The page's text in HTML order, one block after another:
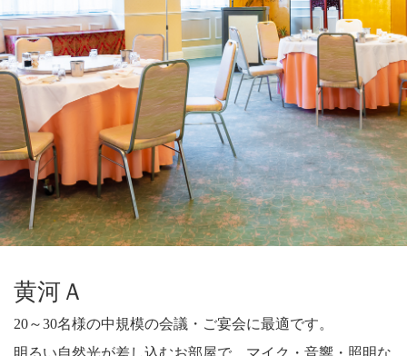
黄河Ａ
20～30名様の中規模の会議・ご宴会に最適です。
明るい自然光が差し込むお部屋で、マイク・音響・照明な